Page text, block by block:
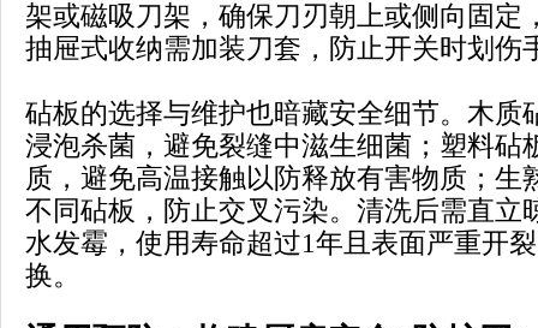
架或磁吸刀架，确保刀刃朝上或侧向固定
抽屉式收纳需加装刀套，防止开关时划伤
砧板的选择与维护也暗藏安全细节。木质
浸泡杀菌，避免裂缝中滋生细菌；塑料砧
质，避免高温接触以防释放有害物质；生
不同砧板，防止交叉污染。清洗后需直立
水发霉，使用寿命超过1年且表面严重开
换。